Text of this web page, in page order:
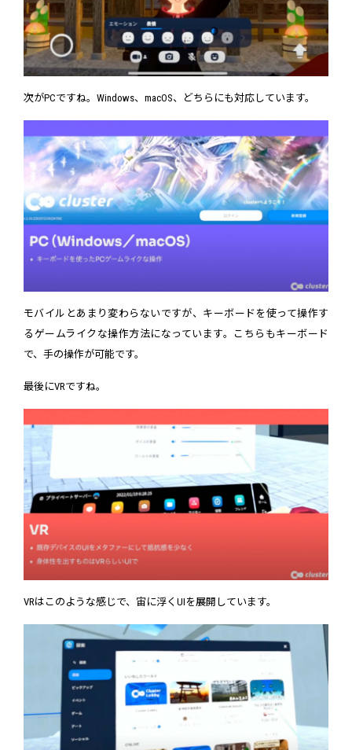
次がPCですね。Windows、macOS、どちらにも対応しています。
モバイルとあまり変わらないですが、キーボードを使って操作す
るゲームライクな操作方法になっています。こちらもキーボード
で、手の操作が可能です。
最後にVRですね。
VRはこのような感じで、宙に浮くUIを展開しています。